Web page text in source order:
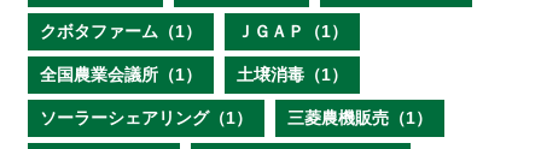
クボタファーム（1） ＪＧＡＰ（1）
全国農業会議所（1） 土壌消毒（1）
ソーラーシェアリング（1） 三菱農機販売（1）